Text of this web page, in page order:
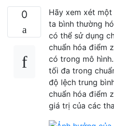
0
Hãy xem xét một
ta bình thường
có thể sử dụng
chuẩn hóa điểm
có trong mô
tối đa trong
độ lệch trung
chuẩn hóa điểm
giá trị của các